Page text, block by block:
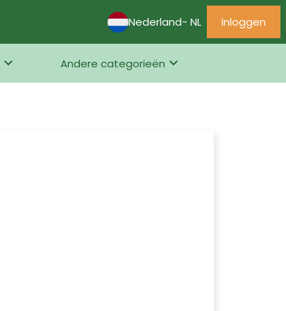
Nederland- NL Inloggen
Andere categorieën